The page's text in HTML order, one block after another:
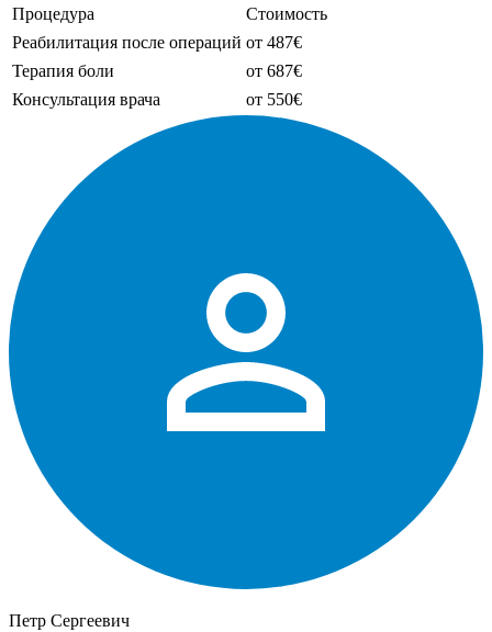
Процедура
Стоимость
Реабилитация после операций от 487€
Терапия боли
от 687€
Консультация врача
от 550€
Петр Сергеевич